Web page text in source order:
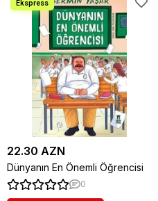
22.30 AZN
Dünyanın En Önemli Öğrencisi
0